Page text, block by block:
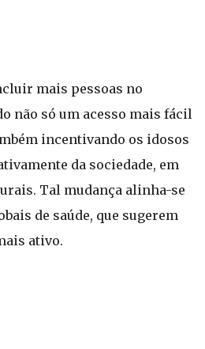
mais pessoas no
não só um acesso mais fácil
incentivando os idosos
da sociedade, em
Tal mudança alinha-se
de saúde, que sugerem
ativo.